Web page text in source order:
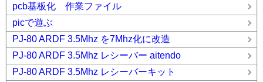
pcb基板化 作業ファイル
picで遊ぶ
PJ-80 ARDF 3.5Mhz を7Mhz化に改造
PJ-80 ARDF 3.5Mhz レシーバー aitendo
PJ-80 ARDF 3.5Mhz レシーバーキット